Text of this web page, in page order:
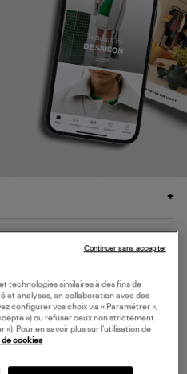
technologies similaires à des fins de
et analyses, en collaboration avec des
configurer vos choix via « Paramétrer »,
») ou refuser ceux non strictement
Pour en savoir plus sur l’utilisation de
cookies
Continuer sans accepter